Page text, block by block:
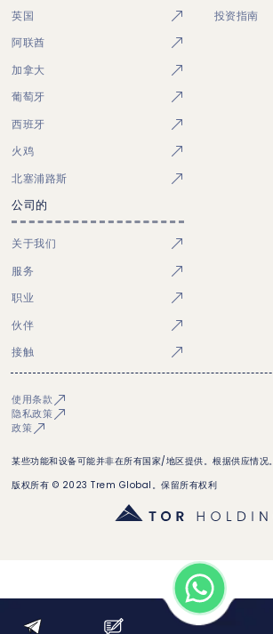
英国
阿联酋
加拿大
葡萄牙
西班牙
火鸡
北塞浦路斯
投资指南
公司的
关于我们
服务
职业
伙伴
接触
使用条款
隐私政策
政策
某些功能和设备可能并非在所有国家/地区提供。根据供应情况。
版权所有 © 2023 Trem Global。保留所有权利